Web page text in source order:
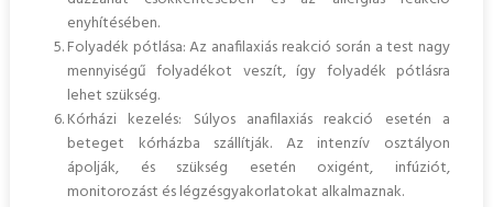
enyhítésében.
Folyadék pótlása: Az anafilaxiás reakció során a test nagy
mennyiségű folyadékot veszít, így folyadék pótlásra
lehet szükség.
Kórházi kezelés: Súlyos anafilaxiás reakció esetén a
beteget kórházba szállítják. Az intenzív osztályon
ápolják, és szükség esetén oxigént, infúziót,
monitorozást és légzésgyakorlatokat alkalmaznak.